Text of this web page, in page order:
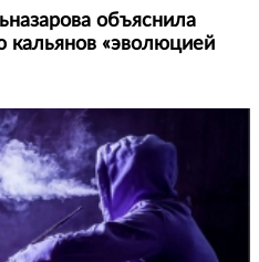
объяснила
«эволюцией